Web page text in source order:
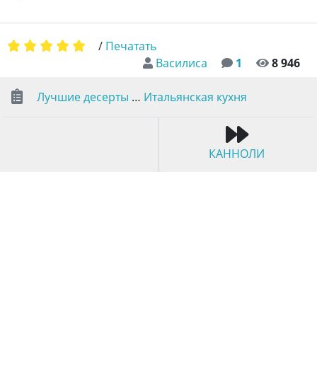
Василиса 1 8 946
/ Печатать
Лучшие десерты … Итальянская кухня
КАННОЛИ